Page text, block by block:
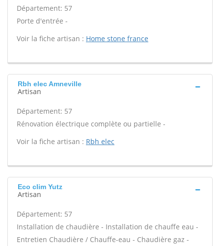
Département: 57
Porte d'entrée -
Voir la fiche artisan : Home stone france
Rbh elec Amneville
Artisan
Département: 57
Rénovation électrique complète ou partielle -
Voir la fiche artisan : Rbh elec
Eco clim Yutz
Artisan
Département: 57
Installation de chaudière - Installation de chauffe eau -
Entretien Chaudière / Chauffe-eau - Chaudière gaz -